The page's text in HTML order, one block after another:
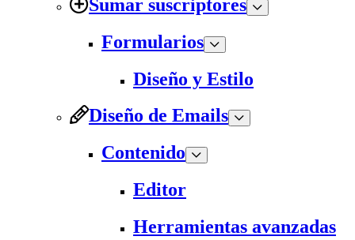
Sumar suscriptores
Formularios
Diseño y Estilo
Diseño de Emails
Contenido
Editor
Herramientas avanzadas